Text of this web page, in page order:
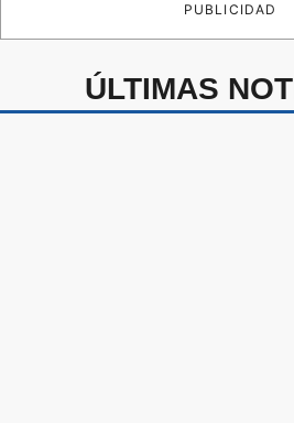
PUBLICIDAD
ÚLTIMAS